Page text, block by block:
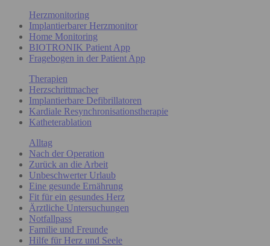
Herzmonitoring
Implantierbarer Herzmonitor
Home Monitoring
BIOTRONIK Patient App
Fragebogen in der Patient App
Therapien
Herzschrittmacher
Implantierbare Defibrillatoren
Kardiale Resynchronisationstherapie
Katheterablation
Alltag
Nach der Operation
Zurück an die Arbeit
Unbeschwerter Urlaub
Eine gesunde Ernährung
Fit für ein gesundes Herz
Ärztliche Untersuchungen
Notfallpass
Familie und Freunde
Hilfe für Herz und Seele